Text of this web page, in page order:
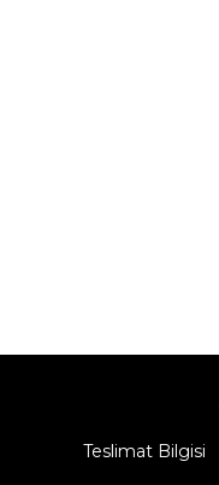
Teslimat Bilgisi